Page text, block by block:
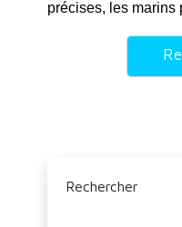
précises, les
Rechercher